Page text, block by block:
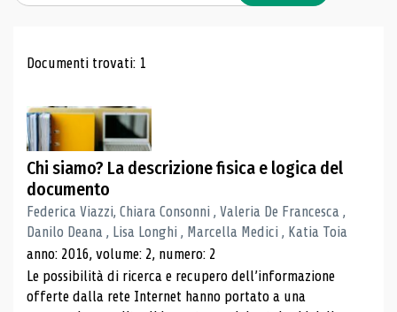
Risultati di ricerca
Documenti trovati: 1
Chi siamo? La descrizione fisica e logica del
documento
Federica Viazzi, Chiara Consonni , Valeria De Francesca ,
Danilo Deana , Lisa Longhi , Marcella Medici , Katia Toia
anno: 2016, volume: 2, numero: 2
Le possibilità di ricerca e recupero dell’informazione
offerte dalla rete Internet hanno portato a una